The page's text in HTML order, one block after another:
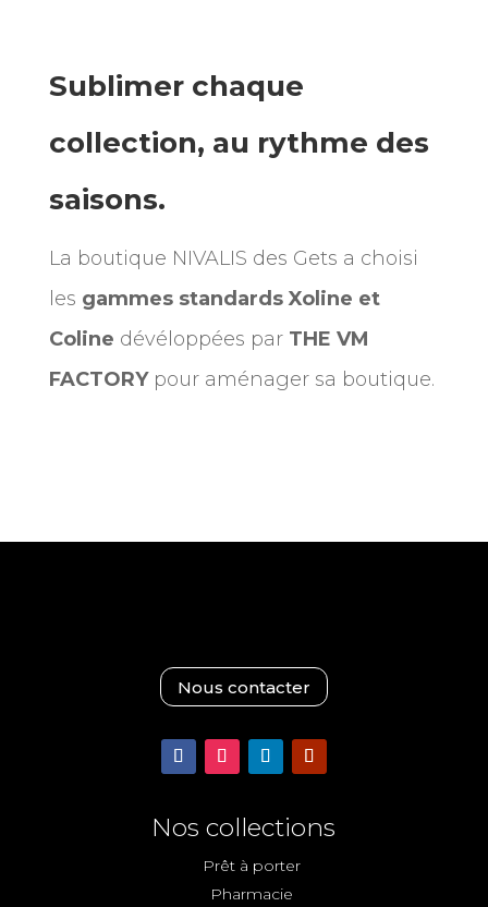
Sublimer chaque
collection, au rythme des
saisons.
La boutique NIVALIS des Gets a choisi
les gammes standards Xoline et
Coline dévéloppées par THE VM
FACTORY pour aménager sa boutique.
Nous contacter
Nos collections
Prêt à porter
Pharmacie